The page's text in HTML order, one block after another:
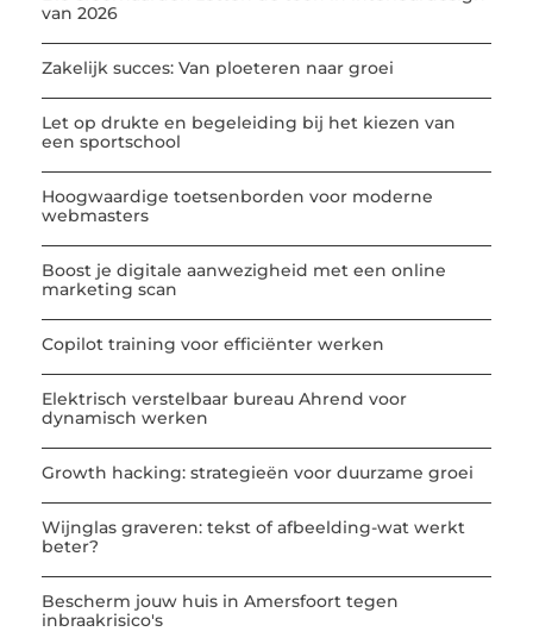
van 2026
Zakelijk succes: Van ploeteren naar groei
Let op drukte en begeleiding bij het kiezen van
een sportschool
Hoogwaardige toetsenborden voor moderne
webmasters
Boost je digitale aanwezigheid met een online
marketing scan
Copilot training voor efficiënter werken
Elektrisch verstelbaar bureau Ahrend voor
dynamisch werken
Growth hacking: strategieën voor duurzame groei
Wijnglas graveren: tekst of afbeelding-wat werkt
beter?
Bescherm jouw huis in Amersfoort tegen
inbraakrisico's